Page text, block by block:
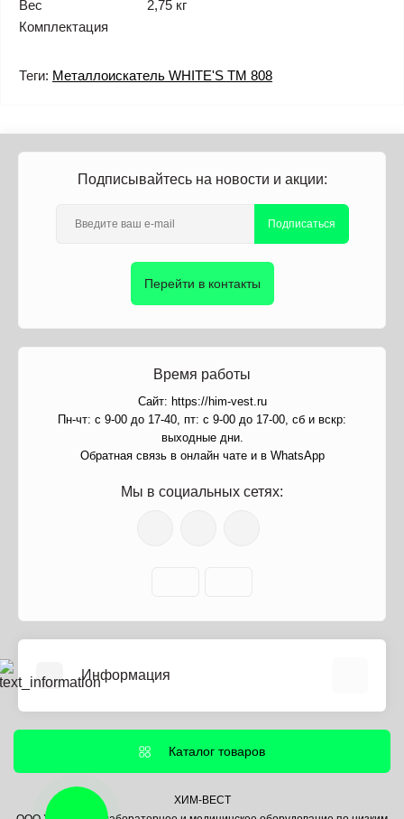
Вес
2,75 кг
Комплектация
Теги: Металлоискатель WHITE'S TM 808
Подписывайтесь на новости и акции:
Подписаться
Перейти в контакты
Время работы
Сайт: https://him-vest.ru
Пн-чт: с 9-00 до 17-40, пт: с 9-00 до 17-00, сб и вскр:
выходные дни.
Обратная связь в онлайн чате и в WhatsApp
Мы в социальных сетях:
Информация
Информация о доставке
Политика безопасности
Условия соглашения
Каталог товаров
ХИМ-ВЕСТ